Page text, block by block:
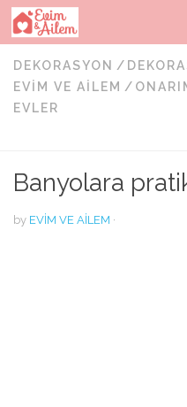
Skip to content
DEKORASYON /
EVIM VE AILEM /
EVLER
Banyolara
by EVIM VE AILEM ·